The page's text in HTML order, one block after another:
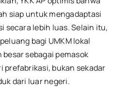
siap untuk mengadaptasi
secara lebih luas. Selain itu,
bagi UMKM lokal
sebagai pemasok
prefabrikasi, bukan sekadar
dari luar negeri.